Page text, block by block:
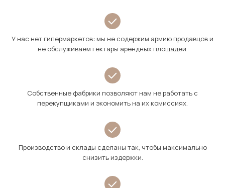
У нас нет гипермаркетов: мы не содержим армию продавцов и
не обслуживаем гектары арендных площадей.
Собственные фабрики позволяют нам не работать с
перекупщиками и экономить на их комиссиях.
Производство и склады сделаны так, чтобы максимально
снизить издержки.